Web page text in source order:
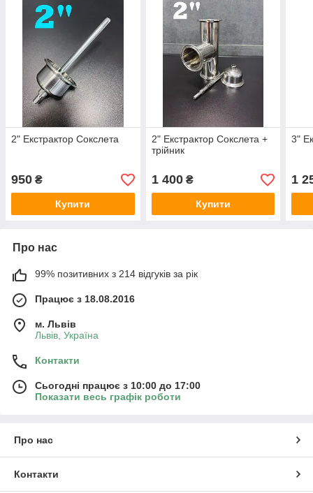
2" Екстрактор Сокслета
950 ₴
Купити
2" Екстрактор Сокслета +
трійник
1 400₴
Купити
3"
1
Про нас
99% позитивних з 214 відгуків за рік
Працює з 18.08.2016
м. Львів
Львів, Україна
Контакти
Сьогодні працює з 10:00 до 17:00
Показати весь графік роботи
Про нас
Контакти